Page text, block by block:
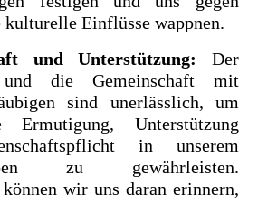
Einflüsse wappnen.
und Unterstützung:
Der
und die Gemeinschaft mit
sind unerlässlich, um
Ermutigung, Unterstützung
in unserem
zu gewährleisten.
wir uns daran erinnern,